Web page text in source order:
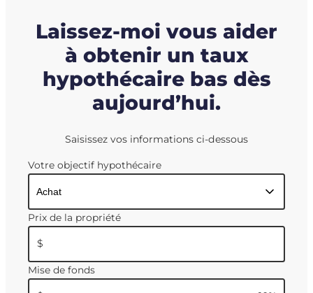
Laissez-moi vous aider
à obtenir un taux
hypothécaire bas dès
aujourd’hui.
Saisissez vos informations ci-dessous
Votre objectif hypothécaire
Prix de la propriété
$
Mise de fonds